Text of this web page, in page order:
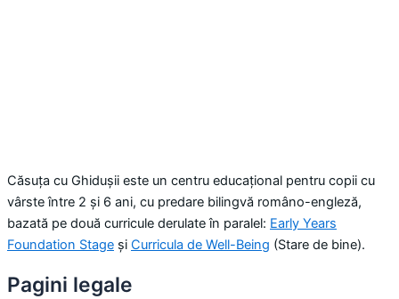
Căsuța cu Ghidușii este un centru educațional pentru copii cu
vârste între 2 și 6 ani, cu predare bilingvă româno-engleză,
bazată pe două curricule derulate în paralel: Early Years
Foundation Stage și Curricula de Well-Being (Stare de bine).
Pagini legale